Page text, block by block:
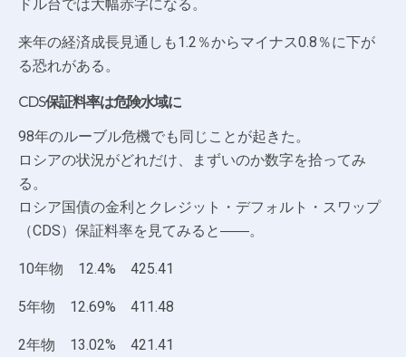
ドル台では大幅赤字になる。
来年の経済成長見通しも1.2％からマイナス0.8％に下が
る恐れがある。
CDS保証料率は危険水域に
98年のルーブル危機でも同じことが起きた。
ロシアの状況がどれだけ、まずいのか数字を拾ってみ
る。
ロシア国債の金利とクレジット・デフォルト・スワップ
（CDS）保証料率を見てみると――。
10年物 12.4% 425.41
5年物 12.69% 411.48
2年物 13.02% 421.41